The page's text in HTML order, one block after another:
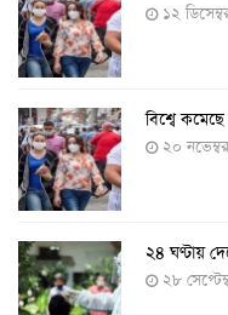
১২
বিশ্বে
২০
২৪ ঘণ্টায়
২৮